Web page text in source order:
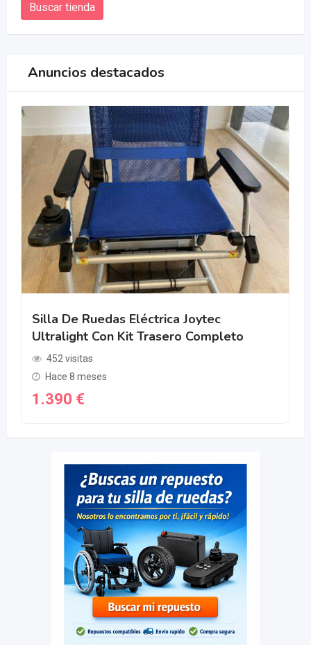
Buscar tienda
Anuncios destacados
Silla De Ruedas Eléctrica Joytec
Ultralight Con Kit Trasero Completo
452 visitas
Hace 8 meses
1.390 €